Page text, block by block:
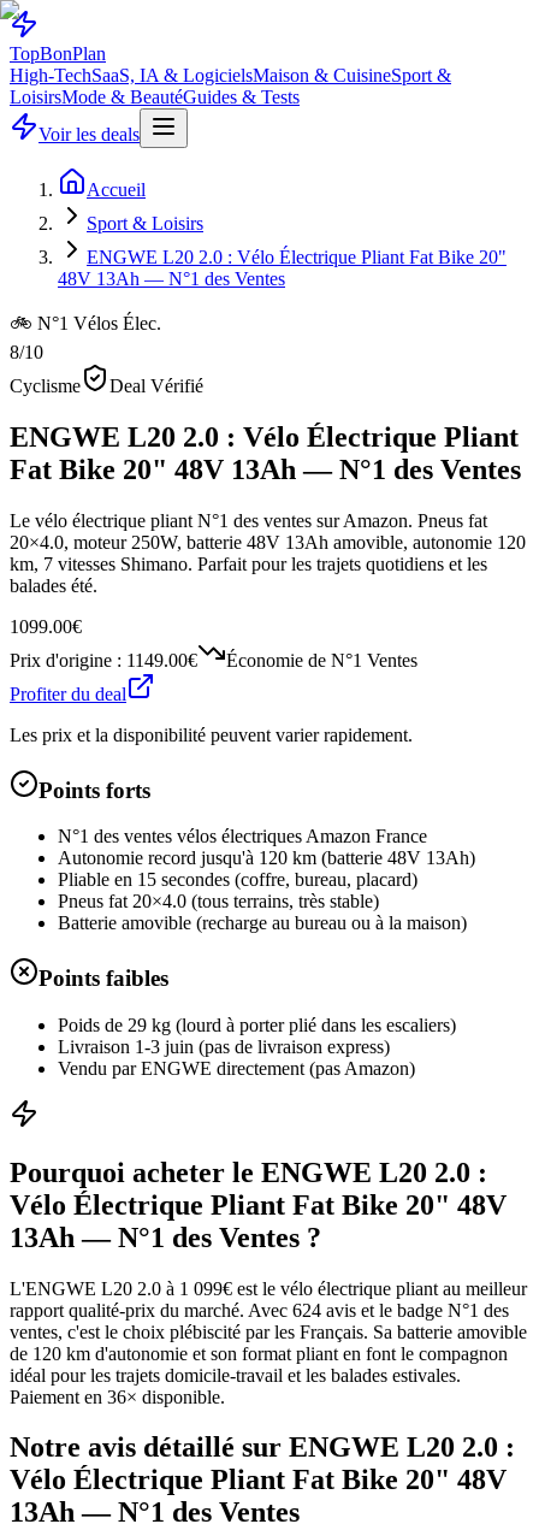
TopBonPlan
High-TechSaaS, IA & LogicielsMaison & CuisineSport &
LoisirsMode & BeautéGuides & Tests
Voir les deals
Accueil
Sport & Loisirs
ENGWE L20 2.0 : Vélo Électrique Pliant Fat Bike 20"
48V 13Ah — N°1 des Ventes
🚲 N°1 Vélos Élec.
8/10
Cyclisme
Deal Vérifié
ENGWE L20 2.0 : Vélo Électrique Pliant
Fat Bike 20" 48V 13Ah — N°1 des Ventes
Le vélo électrique pliant N°1 des ventes sur Amazon. Pneus fat
20×4.0, moteur 250W, batterie 48V 13Ah amovible, autonomie 120
km, 7 vitesses Shimano. Parfait pour les trajets quotidiens et les
balades été.
1099.00€
Prix d'origine : 1149.00€ Économie de N°1 Ventes
Profiter du deal
Les prix et la disponibilité peuvent varier rapidement.
Points forts
N°1 des ventes vélos électriques Amazon France
Autonomie record jusqu'à 120 km (batterie 48V 13Ah)
Pliable en 15 secondes (coffre, bureau, placard)
Pneus fat 20×4.0 (tous terrains, très stable)
Batterie amovible (recharge au bureau ou à la maison)
Points faibles
Poids de 29 kg (lourd à porter plié dans les escaliers)
Livraison 1-3 juin (pas de livraison express)
Vendu par ENGWE directement (pas Amazon)
Pourquoi acheter le ENGWE L20 2.0 :
Vélo Électrique Pliant Fat Bike 20" 48V
13Ah — N°1 des Ventes ?
L'ENGWE L20 2.0 à 1 099€ est le vélo électrique pliant au meilleur
rapport qualité-prix du marché. Avec 624 avis et le badge N°1 des
ventes, c'est le choix plébiscité par les Français. Sa batterie amovible
de 120 km d'autonomie et son format pliant en font le compagnon
idéal pour les trajets domicile-travail et les balades estivales.
Paiement en 36× disponible.
Notre avis détaillé sur ENGWE L20 2.0 :
Vélo Électrique Pliant Fat Bike 20" 48V
13Ah — N°1 des Ventes